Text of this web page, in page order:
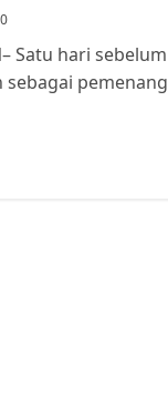
0
Satu hari sebelum
pemenang